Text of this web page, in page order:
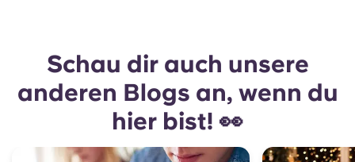
Schau dir auch unsere
anderen Blogs an, wenn du
hier bist! 👀